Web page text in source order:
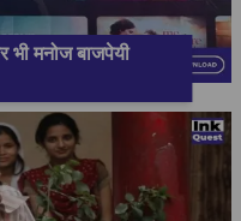
भी मनोज बाजपेयी